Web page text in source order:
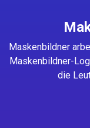
Maskenbildner
Maskenbildner-
die